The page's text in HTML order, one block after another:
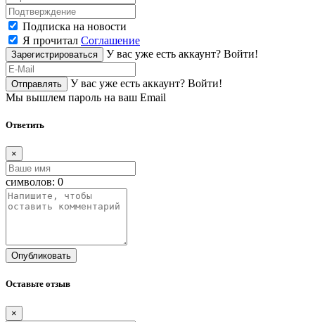
Подписка на новости
Я прочитал Соглашение
Зарегистрироваться У вас уже есть аккаунт? Войти!
Отправлять У вас уже есть аккаунт? Войти!
Мы вышлем пароль на ваш Email
Ответить
×
символов: 0
Опубликовать
Оставьте отзыв
×